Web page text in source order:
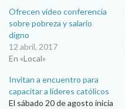
Ofrecen video conferencia
sobre pobreza y salario
digno
12 abril, 2017
En «Local»
Invitan a encuentro para
capacitar a líderes católicos
El sábado 20 de agosto inicia